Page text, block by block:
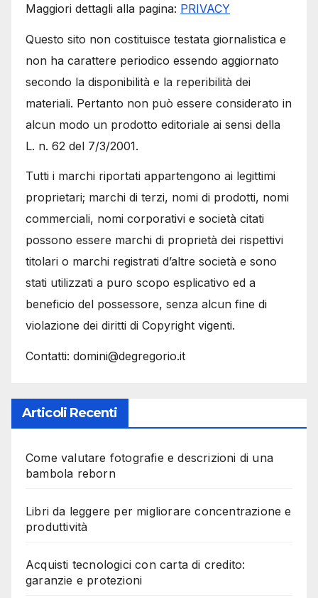
Maggiori dettagli alla pagina: PRIVACY
Questo sito non costituisce testata giornalistica e
non ha carattere periodico essendo aggiornato
secondo la disponibilità e la reperibilità dei
materiali. Pertanto non può essere considerato in
alcun modo un prodotto editoriale ai sensi della
L. n. 62 del 7/3/2001.
Tutti i marchi riportati appartengono ai legittimi
proprietari; marchi di terzi, nomi di prodotti, nomi
commerciali, nomi corporativi e società citati
possono essere marchi di proprietà dei rispettivi
titolari o marchi registrati d’altre società e sono
stati utilizzati a puro scopo esplicativo ed a
beneficio del possessore, senza alcun fine di
violazione dei diritti di Copyright vigenti.
Contatti: domini@degregorio.it
Articoli Recenti
Come valutare fotografie e descrizioni di una
bambola reborn
Libri da leggere per migliorare concentrazione e
produttività
Acquisti tecnologici con carta di credito:
garanzie e protezioni